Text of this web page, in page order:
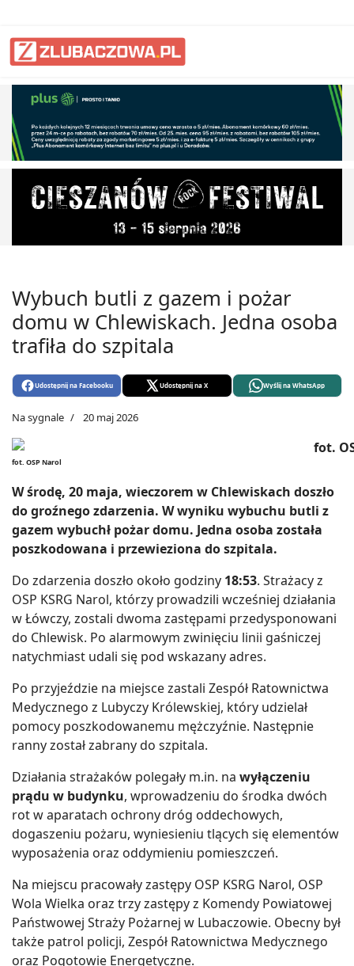
Wybuch butli z gazem i pożar
domu w Chlewiskach. Jedna osoba
trafiła do szpitala
Udostępnij na Facebooku Udostępnij na X Wyślij na WhatsApp
Na sygnale 20 maj 2026
fot. OSP Narol
W środę, 20 maja, wieczorem w Chlewiskach doszło
do groźnego zdarzenia. W wyniku wybuchu butli z
gazem wybuchł pożar domu. Jedna osoba została
poszkodowana i przewieziona do szpitala.
Do zdarzenia doszło około godziny 18:53. Strażacy z
OSP KSRG Narol, którzy prowadzili wcześniej działania
w Łówczy, zostali dwoma zastępami przedysponowani
do Chlewisk. Po alarmowym zwinięciu linii gaśniczej
natychmiast udali się pod wskazany adres.
Po przyjeździe na miejsce zastali Zespół Ratownictwa
Medycznego z Lubyczy Królewskiej, który udzielał
pomocy poszkodowanemu mężczyźnie. Następnie
ranny został zabrany do szpitala.
Działania strażaków polegały m.in. na wyłączeniu
prądu w budynku, wprowadzeniu do środka dwóch
rot w aparatach ochrony dróg oddechowych,
dogaszeniu pożaru, wyniesieniu tlących się elementów
wyposażenia oraz oddymieniu pomieszczeń.
Na miejscu pracowały zastępy OSP KSRG Narol, OSP
Wola Wielka oraz trzy zastępy z Komendy Powiatowej
Państwowej Straży Pożarnej w Lubaczowie. Obecny był
także patrol policji, Zespół Ratownictwa Medycznego
oraz Pogotowie Energetyczne.